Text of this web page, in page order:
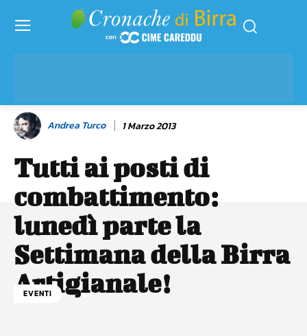
Andrea Turco 1 Marzo 2013
Tutti ai posti di
combattimento:
lunedì parte la
Settimana della Birra
Artigianale!
EVENTI